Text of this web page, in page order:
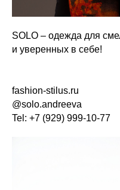
SOLO – одежда для
и уверенных в себе!
fashion-stilus.ru
@solo.andreeva
Tel: +7 (929) 999-10-77